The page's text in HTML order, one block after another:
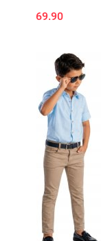
69.90